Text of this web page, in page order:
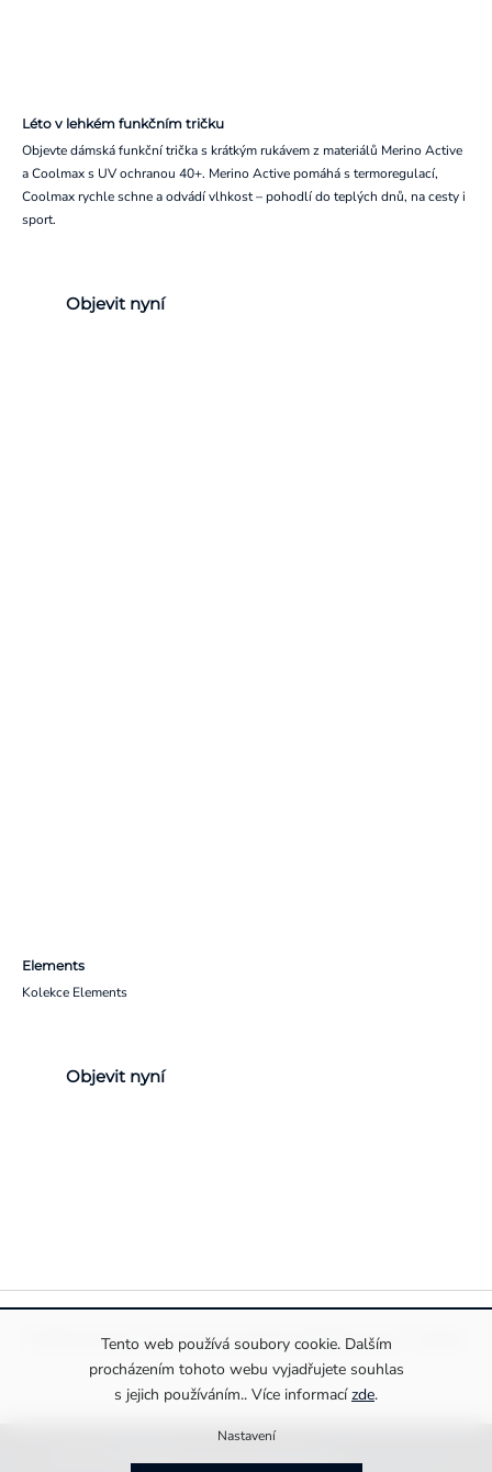
Tento web používá soubory cookie. Dalším
procházením tohoto webu vyjadřujete souhlas
s jejich používáním.. Více informacízde.
Nastavení
Léto v lehkém funkčním tričku
Objevte dámská funkční trička s krátkým rukávem z materiálů Merino Active
a Coolmax s UV ochranou 40+. Merino Active pomáhá s termoregulací,
Coolmax rychle schne a odvádí vlhkost – pohodlí do teplých dnů, na cesty i
sport.
Objevit nyní
Elements
Kolekce Elements
Objevit nyní
Pravidla ochrany a zpracování osobních údajůInformace o cookies